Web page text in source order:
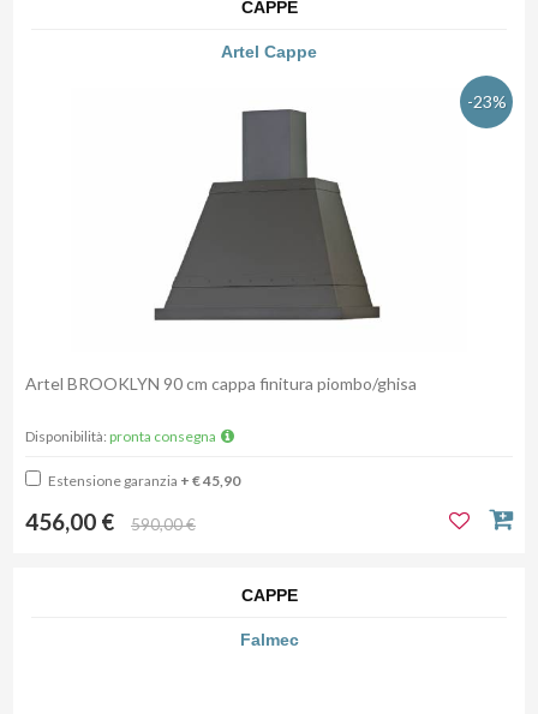
CAPPE
Artel Cappe
-23%
Artel BROOKLYN 90 cm cappa finitura piombo/ghisa
Disponibilità: pronta consegna
Estensione garanzia + € 45,90
456,00 € 590,00 €
CAPPE
Falmec